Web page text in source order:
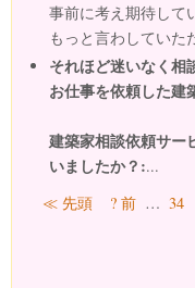
事前に考え期待して
もっと言わしていた
それほど迷いなく相
お仕事を依頼した建
建築家相談依頼サー
いましたか？:...
ページ
≪ 先頭 ? 前 … 34